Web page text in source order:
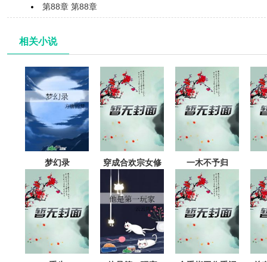
第88章 第88章
相关小说
梦幻录
穿成合欢宗女修
后揣了反派的崽
一木不予归